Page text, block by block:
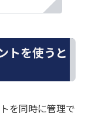
を使うと
を同時に管理で